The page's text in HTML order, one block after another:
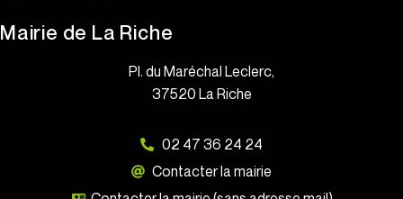
Mairie de La Riche
Pl. du Maréchal Leclerc,
37520 La Riche
02 47 36 24 24
Contacter la mairie